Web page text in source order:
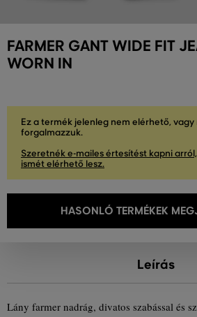
FARMER GANT WIDE FIT
WORN IN
Ez a termék jelenleg nem elérhető, vagy
forgalmazzuk.
Szeretnék e-mailes értesítést kapni
ismét elérhető lesz.
HASONLÓ TERMÉKEK
Leírás
Lány farmer nadrág, divatos szabással és